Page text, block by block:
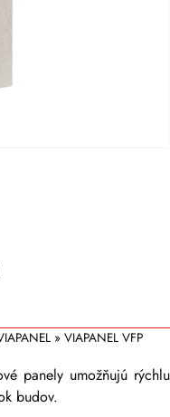
» VIAPANEL VFP
panely umožňujú rýchlu
budov.